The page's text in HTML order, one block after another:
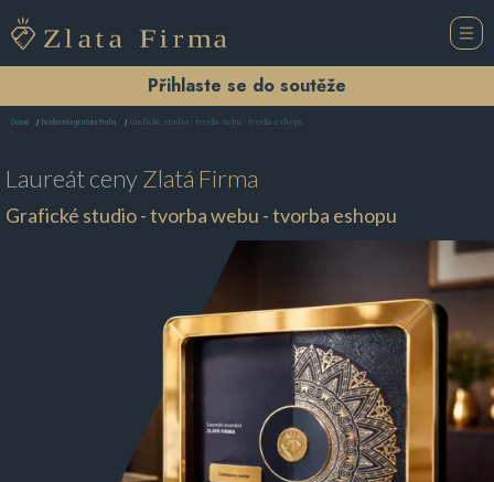
Přihlaste se do soutěže
Domů Reklamní agentura Praha Grafické studio - tvorba webu - tvorba eshopu
Laureát cenyZlatá Firma
Grafické studio - tvorba webu - tvorba eshopu